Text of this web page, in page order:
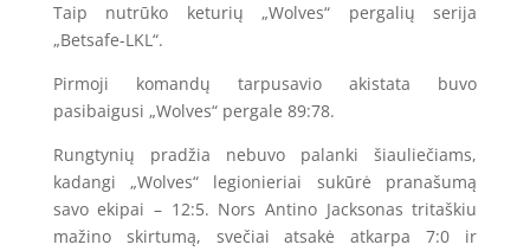
Taip nutrūko keturių „Wolves“ pergalių serija
„Betsafe-LKL“.
Pirmoji komandų tarpusavio akistata buvo
pasibaigusi „Wolves“ pergale 89:78.
Rungtynių pradžia nebuvo palanki šiauliečiams,
kadangi „Wolves“ legionieriai sukūrė pranašumą
savo ekipai – 12:5. Nors Antino Jacksonas tritaškiu
mažino skirtumą, svečiai atsakė atkarpa 7:0 ir